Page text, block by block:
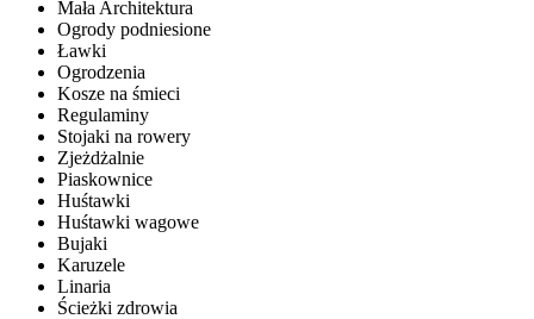
Mała Architektura
Ogrody podniesione
Ławki
Ogrodzenia
Kosze na śmieci
Regulaminy
Stojaki na rowery
Zjeżdżalnie
Piaskownice
Huśtawki
Huśtawki wagowe
Bujaki
Karuzele
Linaria
Ścieżki zdrowia